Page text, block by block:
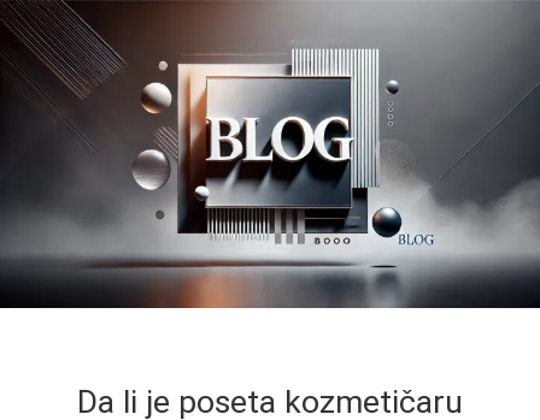
Da li je poseta kozmetičaru